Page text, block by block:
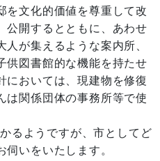
を文化的価値を尊重して改
公開するとともに、あわせ
が集えるような案内所、
供図書館的な機能を持たせ
においては、現建物を修復
は関係団体の事務所等で使
るようですが、市としてど
いをいたします。